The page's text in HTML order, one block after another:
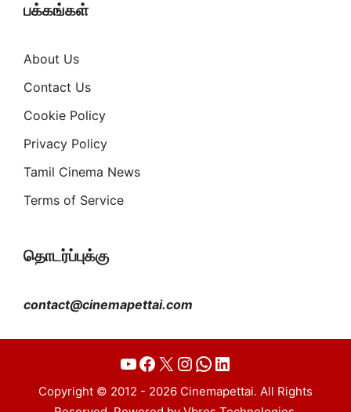
பக்கங்கள்
About Us
Contact Us
Cookie Policy
Privacy Policy
Tamil Cinema News
Terms of Service
தொடர்ப்புக்கு
contact@cinemapettai.com
YouTube
Facebook
X Instagram
WhatsApp
LinkedIn
Copyright © 2012 - 2026 Cinemapettai. All Rights